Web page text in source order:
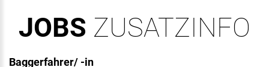
JOBS ZUSATZINFO
Baggerfahrer/ -in